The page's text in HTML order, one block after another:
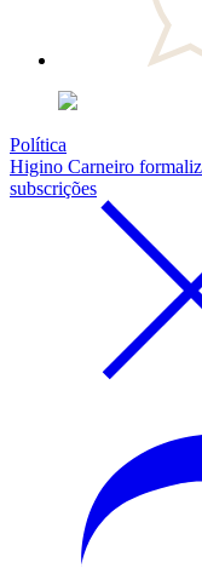
Política
Higino Carneiro
subscrições